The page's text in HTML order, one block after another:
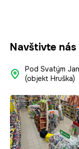
Navštivte
Pod Svatým
(objekt Hruška)